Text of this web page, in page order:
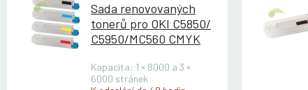
Sada renovovaných
tonerů pro OKI C5850/
C5950/MC560 CMYK
Kapacita: 1 × 8000 a 3 ×
6000 stránek